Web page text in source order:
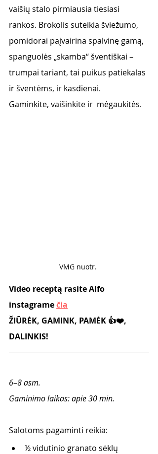
vaišių stalo pirmiausia tiesiasi
rankos. Brokolis suteikia šviežumo,
pomidorai paįvairina spalvinę gamą,
spanguolės „skamba“ šventiškai –
trumpai tariant, tai puikus patiekalas
ir šventėms, ir kasdienai.
Gaminkite, vaišinkite ir  mėgaukitės.
VMG nuotr.
Video receptą rasite Alfo
instagrame čia
ŽIŪRĖK, GAMINK, PAMĖK 👍❤️,
DALINKIS!
6–8 asm.
Gaminimo laikas: apie 30 min.
Salotoms pagaminti reikia:
½ vidutinio granato sėklų